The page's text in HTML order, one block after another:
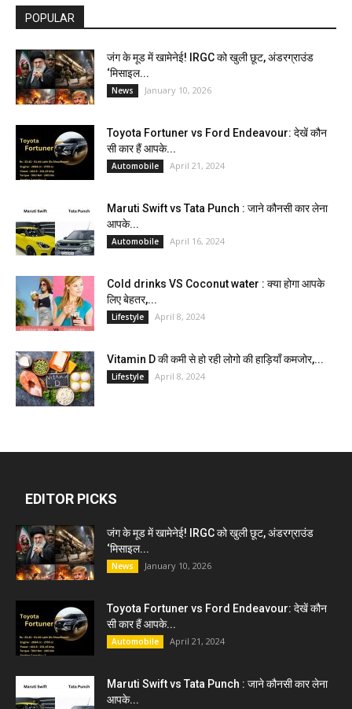
POPULAR
जंग के मूड में खामेनेई! IRGC को खुली छूट, अंडरग्राउंड
‘मिसाइल...
News January 10, 2026
Toyota Fortuner vs Ford Endeavour: देखें कौन
सी कार हैं आपके...
Automobile April 21, 2024
Maruti Swift vs Tata Punch : जाने कौनसी कार लेना
आपके...
Automobile April 16, 2024
Cold drinks VS Coconut water : क्या होगा आपके
लिए बेहतर,...
Lifestyle April 8, 2024
Vitamin D की कमी से हो रही लोगो की हाड़ियाँ कमजोर,...
Lifestyle April 8, 2024
EDITOR PICKS
जंग के मूड में खामेनेई! IRGC को खुली छूट, अंडरग्राउंड
‘मिसाइल...
News January 10, 2026
Toyota Fortuner vs Ford Endeavour: देखें कौन
सी कार हैं आपके...
Automobile April 21, 2024
Maruti Swift vs Tata Punch : जाने कौनसी कार लेना
आपके...